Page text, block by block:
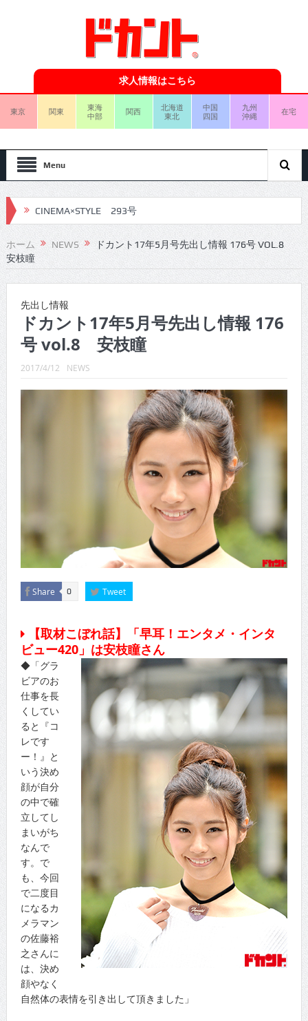
求人情報はこちら
東京 関東
東海
中部
関西
北海道
東北
中国
四国
九州
沖縄
在宅
Menu
CINEMA×STYLE 293号
CINEMA×STYLE 292号
CINEMA×STYLE 291号
CINEMA×STYLE 290号
CINEMA×STYLE 289号
CINEMA×STYLE 288号
CINEMA×STYLE 287号
CINEMA×STYLE 294号
ホーム NEWS
ドカント17年5月号先出し情報 176号 VOL.8
安枝瞳
先出し情報
ドカント17年5月号先出し情報 176
号 vol.8 安枝瞳
2017/4/12 NEWS
Share 0 Tweet
【取材こぼれ話】「早耳！エンタメ・インタ
ビュー420」は安枝瞳さん
◆「グラ
ビアのお
仕事を長
くしてい
ると『コ
レです
ー！』と
いう決め
顔が自分
の中で確
立してし
まいがち
なんで
す。で
も、今回
で二度目
になるカ
メラマン
の佐藤裕
之さんに
は、決め
顔やなく
自然体の表情を引き出して頂きました」